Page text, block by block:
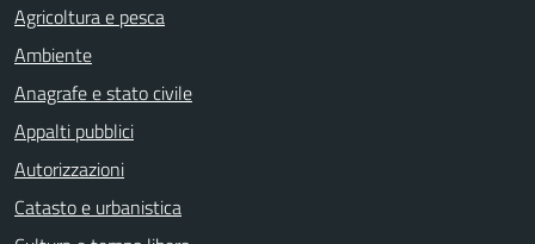
Agricoltura e pesca
Ambiente
Anagrafe e stato civile
Appalti pubblici
Autorizzazioni
Catasto e urbanistica